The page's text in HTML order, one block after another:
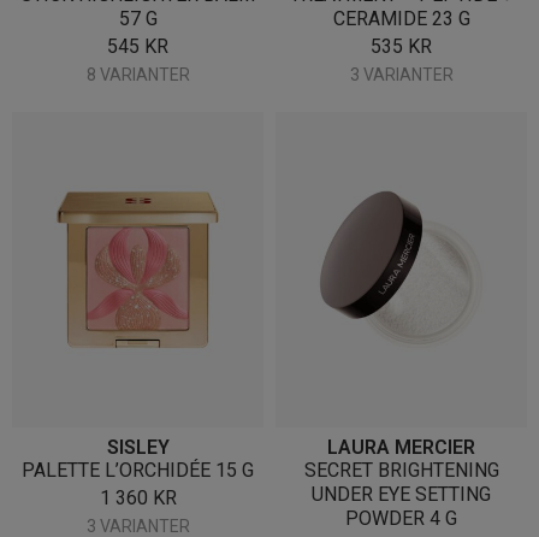
57 G
545 KR
8 VARIANTER
CERAMIDE 23 G
535 KR
3 VARIANTER
SISLEY
PALETTE L’ORCHIDÉE 15 G
1 360 KR
3 VARIANTER
LAURA MERCIER
SECRET BRIGHTENING
UNDER EYE SETTING
POWDER 4 G